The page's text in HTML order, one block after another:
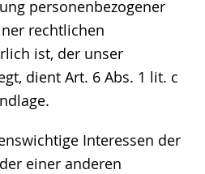
personenbezogener
rechtlichen
ist, der unser
dient Art. 6 Abs. 1 lit. c
Interessen der
einer anderen